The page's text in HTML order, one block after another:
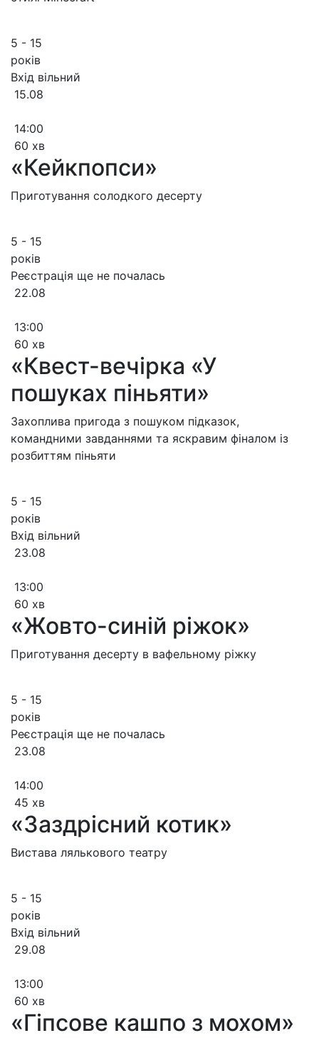
5 - 15
років
Вхід вільний
15.08
14:00
60 хв
«Кейкпопси»
Приготування солодкого десерту
5 - 15
років
Реєстрація ще не почалась
22.08
13:00
60 хв
«Квест-вечірка «У
пошуках піньяти»
Захоплива пригода з пошуком підказок,
командними завданнями та яскравим фіналом із
розбиттям піньяти
5 - 15
років
Вхід вільний
23.08
13:00
60 хв
«Жовто-синій ріжок»
Приготування десерту в вафельному ріжку
5 - 15
років
Реєстрація ще не почалась
23.08
14:00
45 хв
«Заздрісний котик»
Вистава лялькового театру
5 - 15
років
Вхід вільний
29.08
13:00
60 хв
«Гіпсове кашпо з мохом»